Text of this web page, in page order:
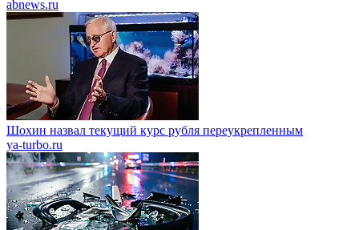
abnews.ru
Шохин назвал текущий курс рубля переукрепленным
ya-turbo.ru